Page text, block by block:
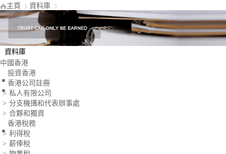
主頁 資料庫
資料庫
中國香港
.投資香港
. 香港公司註冊
> 私人有限公司
> 分支機搆和代表辦事處
> 合夥和獨資
.香港稅務
> 利得稅
> 薪俸稅